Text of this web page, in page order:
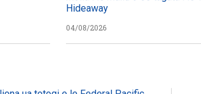
Hideaway
04/08/2026